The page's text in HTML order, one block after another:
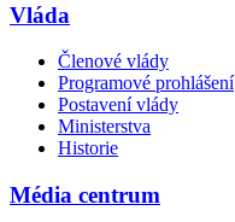
Vláda
Členové vlády
Programové prohlášení
Postavení vlády
Ministerstva
Historie
Média centrum